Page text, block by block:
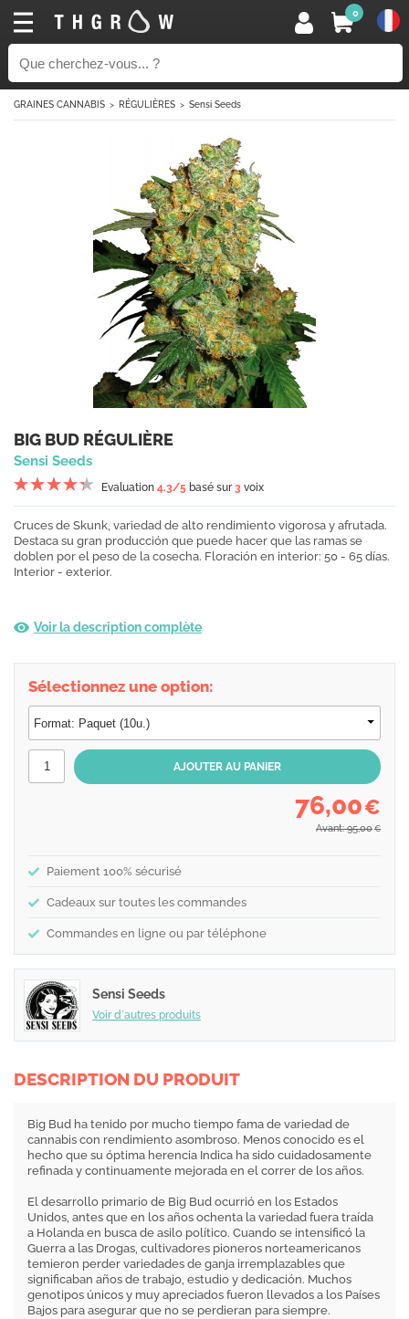
0
GRAINES CANNABIS RÉGULIÈRES Sensi Seeds
BIG BUD RÉGULIÈRE
Sensi Seeds
Evaluation 4.3/5 basé sur3 voix
Cruces de Skunk, variedad de alto rendimiento vigorosa y afrutada.
Destaca su gran producción que puede hacer que las ramas se
doblen por el peso de la cosecha. Floración en interior: 50 - 65 días.
Interior - exterior.
Voir la description complète
Sélectionnez une option:
76,00€
Avant: 95,00 €
Paiement 100% sécurisé
Cadeaux sur toutes les commandes
Commandes en ligne ou par téléphone
Sensi Seeds
Voir d´autres produits
DESCRIPTION DU PRODUIT
Big Bud ha tenido por mucho tiempo fama de variedad de
cannabis con rendimiento asombroso. Menos conocido es el
hecho que su óptima herencia Indica ha sido cuidadosamente
refinada y continuamente mejorada en el correr de los años.
El desarrollo primario de Big Bud ocurrió en los Estados
Unidos, antes que en los años ochenta la variedad fuera traída
a Holanda en busca de asilo político. Cuando se intensificó la
Guerra a las Drogas, cultivadores pioneros norteamericanos
temieron perder variedades de ganja irremplazables que
significaban años de trabajo, estudio y dedicación. Muchos
genotipos únicos y muy apreciados fueron llevados a los Países
Bajos para asegurar que no se perdieran para siempre.